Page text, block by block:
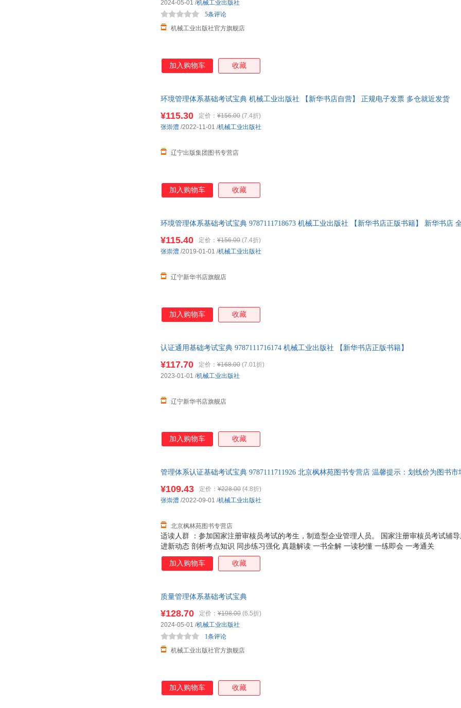
机械工业出版社官方旗舰店
5条评论
2024-05-01 /机械工业出版社
加入购物车 收藏
环境管理体系基础考试宝典 机械工业出版社 【新华书店自营】 正规电子发票 多仓就近发货
¥115.30 定价： ¥156.00 (7.4折)
辽宁出版集团图书专营店
张崇澧 /2022-11-01 /机械工业出版社
加入购物车 收藏
环境管理体系基础考试宝典 9787111718673 机械工业出版社 【新华书店正版书籍】 新华书店
¥115.40 定价： ¥156.00 (7.4折)
辽宁新华书店旗舰店
张崇澧 /2019-01-01 /机械工业出版社
加入购物车 收藏
认证通用基础考试宝典 9787111716174 机械工业出版社 【新华书店正版书籍】
¥117.70 定价： ¥168.00 (7.01折)
辽宁新华书店旗舰店
2023-01-01 /机械工业出版社
加入购物车 收藏
管理体系认证基础考试宝典 9787111711926 北京枫林苑图书专营店 温馨提示：划线价为图书
适读人群 ：参加国家注册审核员考试的考生，制造型企业管理人员。 国家注册审核员考试辅
进新动态 剖析考点知识 同步练习强化 真题解读 一书全解 一读秒懂 一练即会 一考通关
¥109.43 定价： ¥228.00 (4.8折)
北京枫林苑图书专营店
张崇澧 /2022-09-01 /机械工业出版社
加入购物车 收藏
质量管理体系基础考试宝典
¥128.70 定价： ¥198.00 (6.5折)
机械工业出版社官方旗舰店
1条评论
2024-05-01 /机械工业出版社
加入购物车 收藏